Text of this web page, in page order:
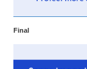
Final